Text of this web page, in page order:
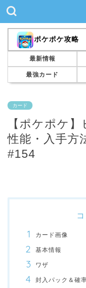
ポケポケ攻略
最新情報
最強カード
カード
【ポケポケ
性能・入手方
#154
カード画像
基本情報
ワザ
封入パック＆確